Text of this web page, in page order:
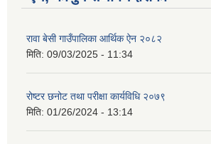
रावा बेसी गाउँपालिका आर्थिक ऐन २०८२
मिति: 09/03/2025 - 11:34
रोष्टर छनोट तथा परीक्षा कार्यविधि २०७९
मिति: 01/26/2024 - 13:14